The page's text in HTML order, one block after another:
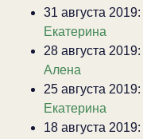
31 августа 2019:
Екатерина
28 августа 2019:
Алена
25 августа 2019:
Екатерина
18 августа 2019: